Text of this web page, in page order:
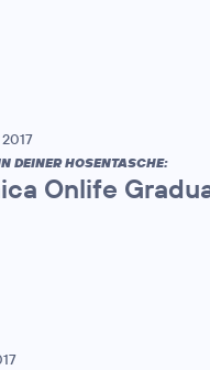
DEINER HOSENTASCHE:
Onlife